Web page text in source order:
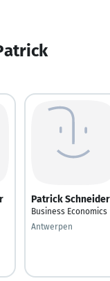
Patrick Schneider
Business Economics
Antwerpen